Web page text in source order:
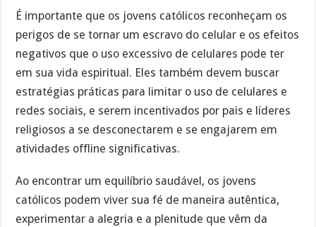
É importante que os jovens católicos reconheçam os
perigos de se tornar um escravo do celular e os efeitos
negativos que o uso excessivo de celulares pode ter
em sua vida espiritual. Eles também devem buscar
estratégias práticas para limitar o uso de celulares e
redes sociais, e serem incentivados por pais e líderes
religiosos a se desconectarem e se engajarem em
atividades offline significativas.
Ao encontrar um equilíbrio saudável, os jovens
católicos podem viver sua fé de maneira autêntica,
experimentar a alegria e a plenitude que vêm da